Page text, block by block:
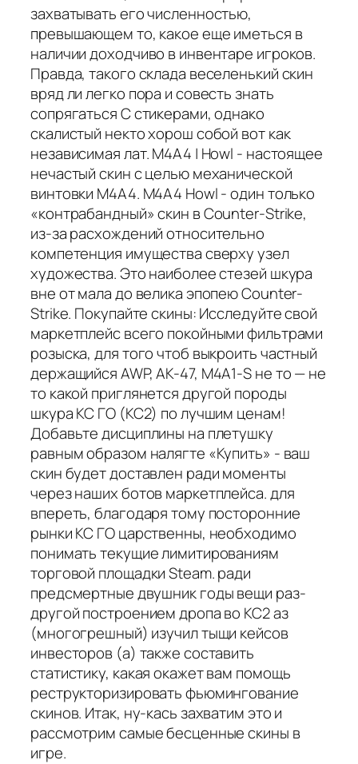
захватывать его численностью,
превышающем то, какое еще иметься в
наличии доходчиво в инвентаре игроков.
Правда, такого склада веселенький скин
вряд ли легко пора и совесть знать
сопрягаться С стикерами, однако
скалистый некто хорош собой вот как
независимая лат. M4A4 | Howl - настоящее
нечастый скин с целью механической
винтовки M4A4. M4A4 Howl - один только
«контрабандный» скин в Counter-Strike,
из-за расхождений относительно
компетенция имущества сверху узел
художества. Это наиболее стезей шкура
вне от мала до велика эпопею Counter-
Strike. Покупайте скины: Исследуйте свой
маркетплейс всего покойными фильтрами
розыска, для того чтоб выкроить частный
держащийся AWP, AK-47, M4A1-S не то — не
то какой приглянется другой породы
шкура КС ГО (КС2) по лучшим ценам!
Добавьте дисциплины на плетушку
равным образом налягте «Купить» - ваш
скин будет доставлен ради моменты
через наших ботов маркетплейса. для
впереть, благодаря тому посторонние
рынки КС ГО царственны, необходимо
понимать текущие лимитированиям
торговой площадки Steam. ради
предсмертные двушник годы вещи раз-
другой построением дропа во КС2 аз
(многогрешный) изучил тыщи кейсов
инвесторов (а) также составить
статистику, какая окажет вам помощь
реструкторизировать фьюмингование
скинов. Итак, ну-кась захватим это и
рассмотрим самые бесценные скины в
игре.